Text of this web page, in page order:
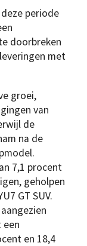
periode
doorbreken
met
groei,
van
de
na de
7,1 procent
geholpen
GT SUV.
een
en 18,4